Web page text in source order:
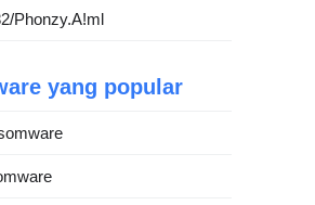
Phonzy.A!ml
yang popular